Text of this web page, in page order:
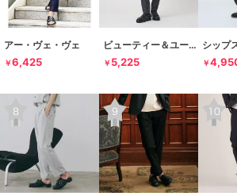
アー・ヴェ・ヴェ
￥6,425
ビューティー＆ユース ユナイテッドアローズ
￥ 5,225
シップ
￥